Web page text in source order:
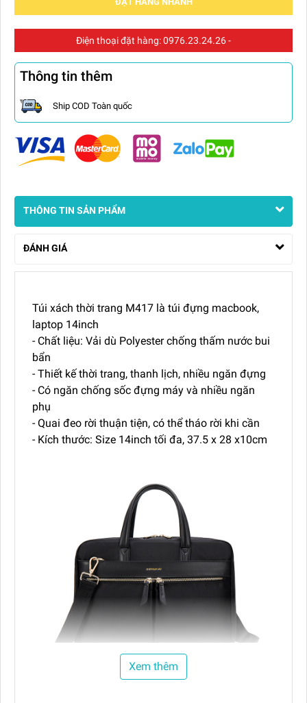
Điện thoại đặt hàng:0976.23.24.26-
Thông tin thêm
Ship COD Toàn quốc
THÔNG TIN SẢN PHẨM
ĐÁNH GIÁ
Túi xách thời trang M417 là túi đựng macbook,
laptop 14inch
- Chất liệu: Vải dù Polyester chống thấm nước bui
bẩn
- Thiết kế thời trang, thanh lịch, nhiều ngăn đựng
- Có ngăn chống sốc đựng máy và nhiều ngăn
phụ
- Quai đeo rời thuận tiện, có thể tháo rời khi cần
- Kích thước: Size 14inch tối đa, 37.5 x 28 x10cm
Xem thêm